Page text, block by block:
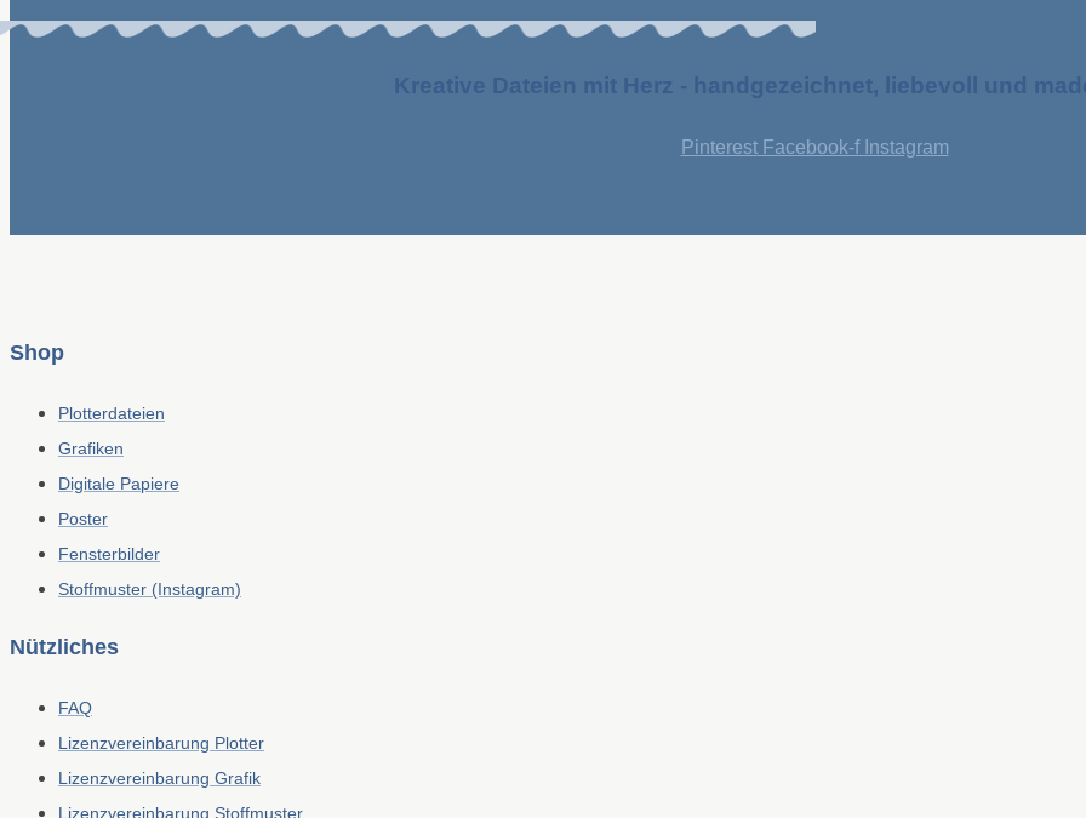
Kreative Dateien mit Herz - handgezeichnet, liebevoll und
Pinterest Facebook-f Instagram
Shop
Plotterdateien
Grafiken
Digitale Papiere
Poster
Fensterbilder
Stoffmuster (Instagram)
Nützliches
FAQ
Lizenzvereinbarung Plotter
Lizenzvereinbarung Grafik
Lizenzvereinbarung Stoffmuster